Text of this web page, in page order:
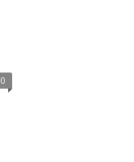
0